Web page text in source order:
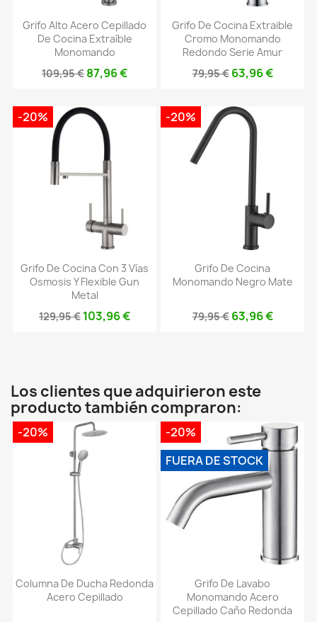
Grifo Alto Acero Cepillado
De Cocina Extraíble
Monomando
109,95 € 87,96 €
Grifo De Cocina Extraible
Cromo Monomando
Redondo Serie Amur
79,95 € 63,96 €
Grifo De Cocina Con 3 Vías
Osmosis Y Flexible Gun
Metal
129,95 € 103,96 €
-20%
Grifo De Cocina
Monomando Negro Mate
79,95 € 63,96 €
-20%
Los clientes que adquirieron este
producto también compraron:
Columna De Ducha Redonda
Acero Cepillado
-20%
Grifo De Lavabo
Monomando Acero
Cepillado Caño Redonda
-20%
FUERA DE STOCK